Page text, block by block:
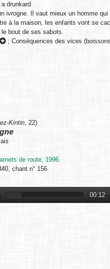
drunkard
Il vaut mieux un homme qui
à la maison, les enfants vont se
bout de ses sabots.
; Conséquences des vices
Kintin, 22)
de route, 1996.
chant n° 156
00:12